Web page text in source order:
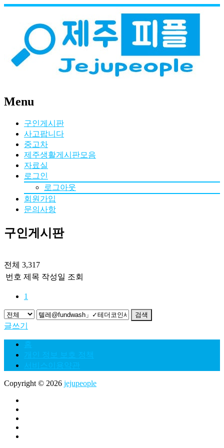
Menu
구인게시판
사고팝니다
중고차
제주생활게시판모음
자료실
로그인
로그아웃
회원가입
문의사항
구인게시판
전체 3,317
번호 제목 작성일 조회
1
검색
글쓰기
홈
개인 정보 보호 정책
서비스이용약관
Copyright © 2026 jejupeople